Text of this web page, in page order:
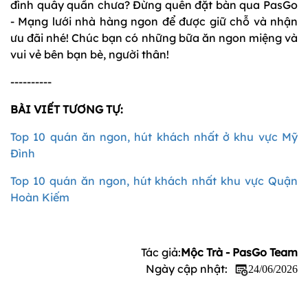
đình quây quần chưa? Đừng quên đặt bàn qua PasGo
- Mạng lưới nhà hàng ngon để được giữ chỗ và nhận
ưu đãi nhé! Chúc bạn có những bữa ăn ngon miệng và
vui vẻ bên bạn bè, người thân!
----------
BÀI VIẾT TƯƠNG TỰ:
Top 10 quán ăn ngon, hút khách nhất ở khu vực Mỹ
Đình
Top 10 quán ăn ngon, hút khách nhất khu vực Quận
Hoàn Kiếm
Tác giả:Mộc Trà - PasGo Team
Ngày cập nhật:
24/06/2026